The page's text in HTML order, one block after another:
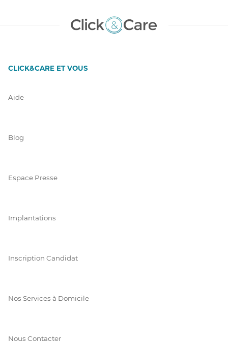
CLICK&CARE ET VOUS
Aide
Blog
Espace Presse
Implantations
Inscription Candidat
Nos Services à Domicile
Nous Contacter